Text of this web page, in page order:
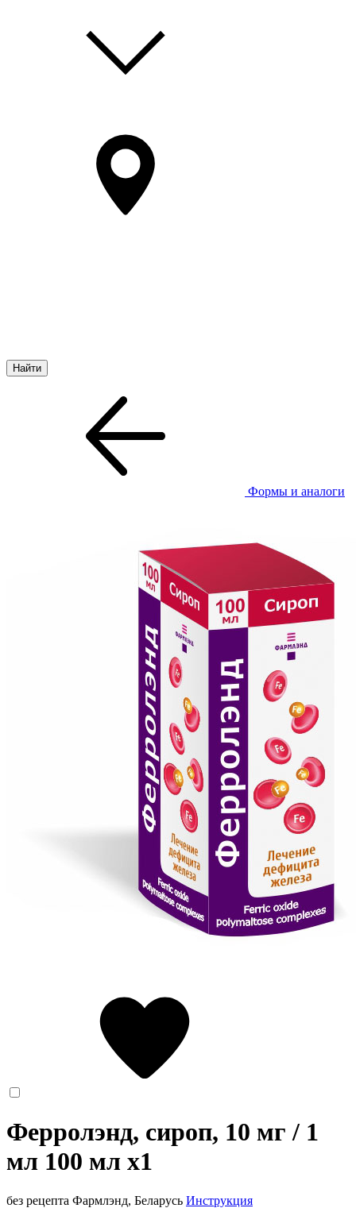
Формы и аналоги
Ферролэнд, сироп, 10 мг / 1
мл 100 мл x1
без рецепта Фармлэнд, Беларусь Инструкция